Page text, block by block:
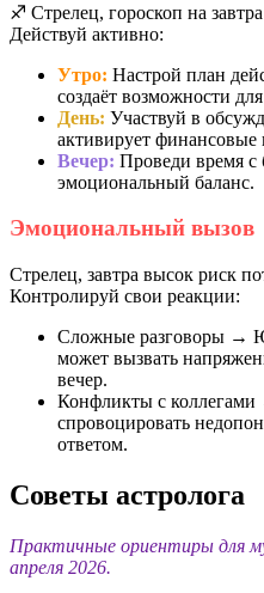
♐️ Стрелец, гороскоп на
Действуй активно:
Утро: Настрой план
создаёт возможности
День: Участвуй в
активирует финансовые
Вечер: Проведи время
эмоциональный баланс.
Эмоциональный вызов
Стрелец, завтра высок риск
Контролируй свои реакции:
Сложные разговоры →
может вызвать
вечер.
Конфликты с
спровоцировать
ответом.
Советы астролога
Практичные ориентиры для
апреля 2026.